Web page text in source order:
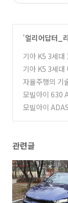
'얼리어답터_
기아 K5 3세대
마트한 주차 실
기아 K5 3세대
보조 첫느낌
(5)
자율주행의 기
술까지 왔는가
모빌아이 630
라워
(0)
모빌아이
관련글